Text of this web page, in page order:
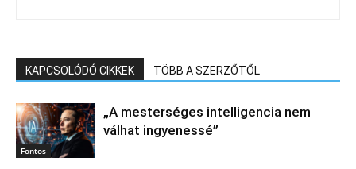
KAPCSOLÓDÓ CIKKEK TÖBB A SZERZŐTŐL
Fontos
„A mesterséges intelligencia nem
válhat ingyenessé”